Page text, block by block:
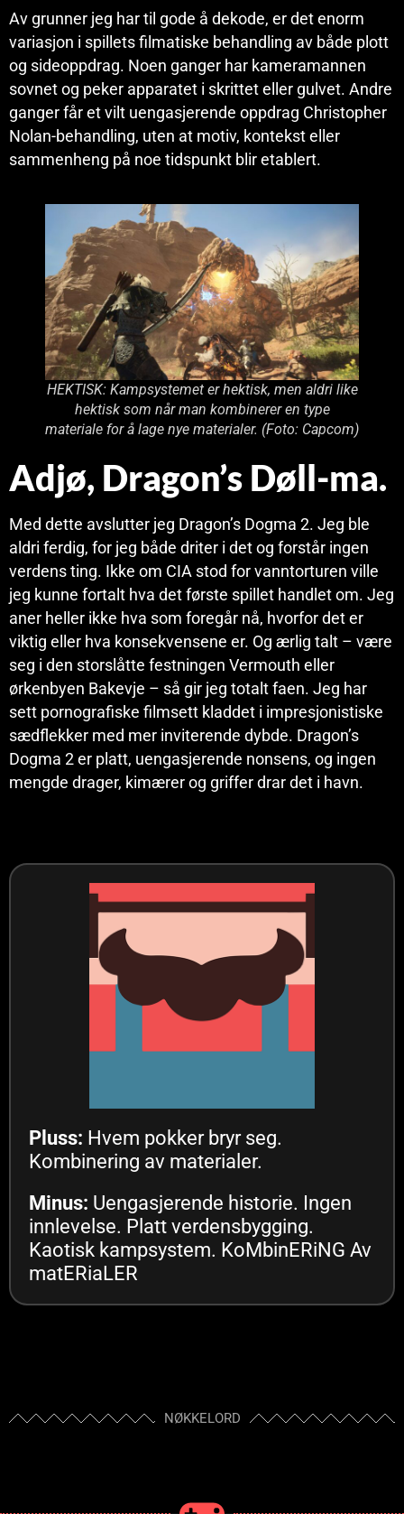
Av grunner jeg har til gode å dekode, er det enorm
variasjon i spillets filmatiske behandling av både plott
og sideoppdrag. Noen ganger har kameramannen
sovnet og peker apparatet i skrittet eller gulvet. Andre
ganger får et vilt uengasjerende oppdrag Christopher
Nolan-behandling, uten at motiv, kontekst eller
sammenheng på noe tidspunkt blir etablert.
HEKTISK: Kampsystemet er hektisk, men aldri like
hektisk som når man kombinerer en type
materiale for å lage nye materialer. (Foto: Capcom)
Adjø, Dragon’s Døll-ma.
Med dette avslutter jeg Dragon’s Dogma 2. Jeg ble
aldri ferdig, for jeg både driter i det og forstår ingen
verdens ting. Ikke om CIA stod for vanntorturen ville
jeg kunne fortalt hva det første spillet handlet om. Jeg
aner heller ikke hva som foregår nå, hvorfor det er
viktig eller hva konsekvensene er. Og ærlig talt – være
seg i den storslåtte festningen Vermouth eller
ørkenbyen Bakevje – så gir jeg totalt faen. Jeg har
sett pornografiske filmsett kladdet i impresjonistiske
sædflekker med mer inviterende dybde. Dragon’s
Dogma 2 er platt, uengasjerende nonsens, og ingen
mengde drager, kimærer og griffer drar det i havn.
Pluss: Hvem pokker bryr seg.
Kombinering av materialer.
Minus: Uengasjerende historie. Ingen
innlevelse. Platt verdensbygging.
Kaotisk kampsystem. KoMbinERiNG Av
matERiaLER
NØKKELORD